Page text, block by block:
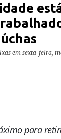
em sexta-feira,
para